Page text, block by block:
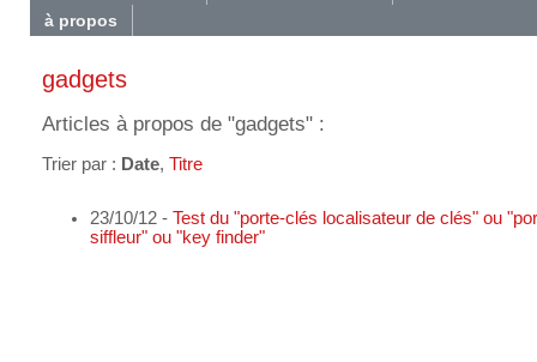
à propos
gadgets
Articles à propos de "gadgets" :
Trier par : Date, Titre
23/10/12 - Test du "porte-clés localisateur de clés" ou
siffleur" ou "key finder"